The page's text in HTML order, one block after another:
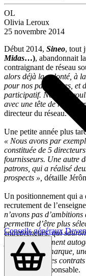
Conseils généraux
OL
Olivia Leroux
25 novembre 2014
Début 2014, Sineo, tout
Midas…), abandonnait la
contraignant de réseau
alors déjà la volonté, à
pour nos partenaires, et
participatif. Nous ne
avec une tête de réseau
directeur du réseau.
Une petite année plus
« Nous avons par
constituée de 5
fournisseurs. Une autre
patrons, qui a réalisé
prospects », détaille
Un positionnement qui a
recrutement de
n’avons pas
permettre d’être plus
entrepreneurs, qui
presqu’entièrement
apporter une marque,
marketing et des
souligne le responsable.